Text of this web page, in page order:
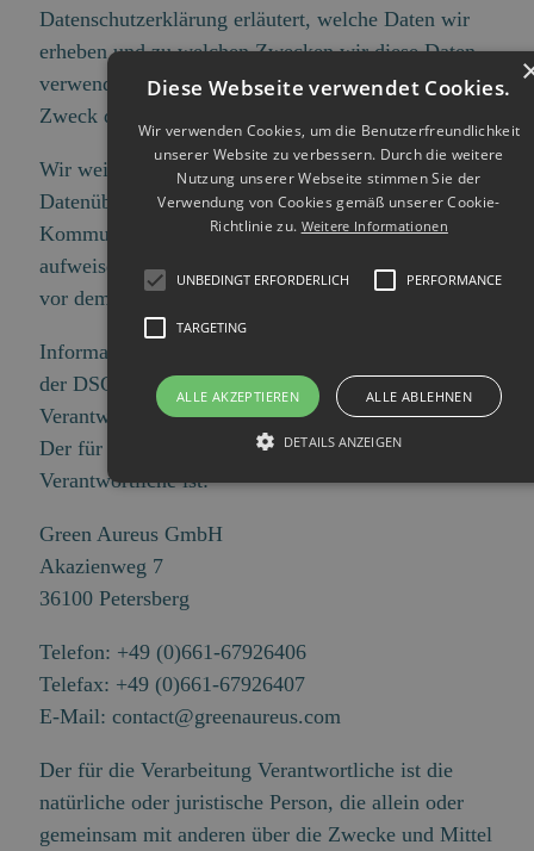
Datenschutzerklärung erläutert, welche Daten wir
erheben und zu welchen Zwecken wir diese Daten
verwenden. Sie erklärt auch, wie und zu welchem
Zweck die Daten erhoben werden.
Wir weisen Sie darauf hin, dass die
Datenübertragung im Internet (z.B. bei der
Kommunikation per E-Mail) Sicherheitslücken
aufweisen kann. Ein lückenloser Schutz der Daten
vor dem Zugriff durch Dritte ist nicht möglich.
Informationen über die verantwortliche Stelle (in
der DSGVO als „für die Verarbeitung
Verantwortlicher“ bezeichnet)
Der für die Datenverarbeitung auf dieser Website
Verantwortliche ist:
Green Aureus GmbH
Akazienweg 7
36100 Petersberg
Telefon: +49 (0)661-67926406
Telefax: +49 (0)661-67926407
E-Mail: contact@greenaureus.com
Der für die Verarbeitung Verantwortliche ist die
natürliche oder juristische Person, die allein oder
gemeinsam mit anderen über die Zwecke und Mittel
Diese Webseite verwendet Cookies.
Wir verwenden Cookies, um die Benutzerfreundlichkeit
unserer Website zu verbessern. Durch die weitere
Nutzung unserer Webseite stimmen Sie der
Verwendung von Cookies gemäß unserer Cookie-
Richtlinie zu. Weitere Informationen
UNBEDINGT ERFORDERLICH PERFORMANCE
TARGETING
ALLE AKZEPTIEREN ALLE ABLEHNEN
DETAILS ANZEIGEN